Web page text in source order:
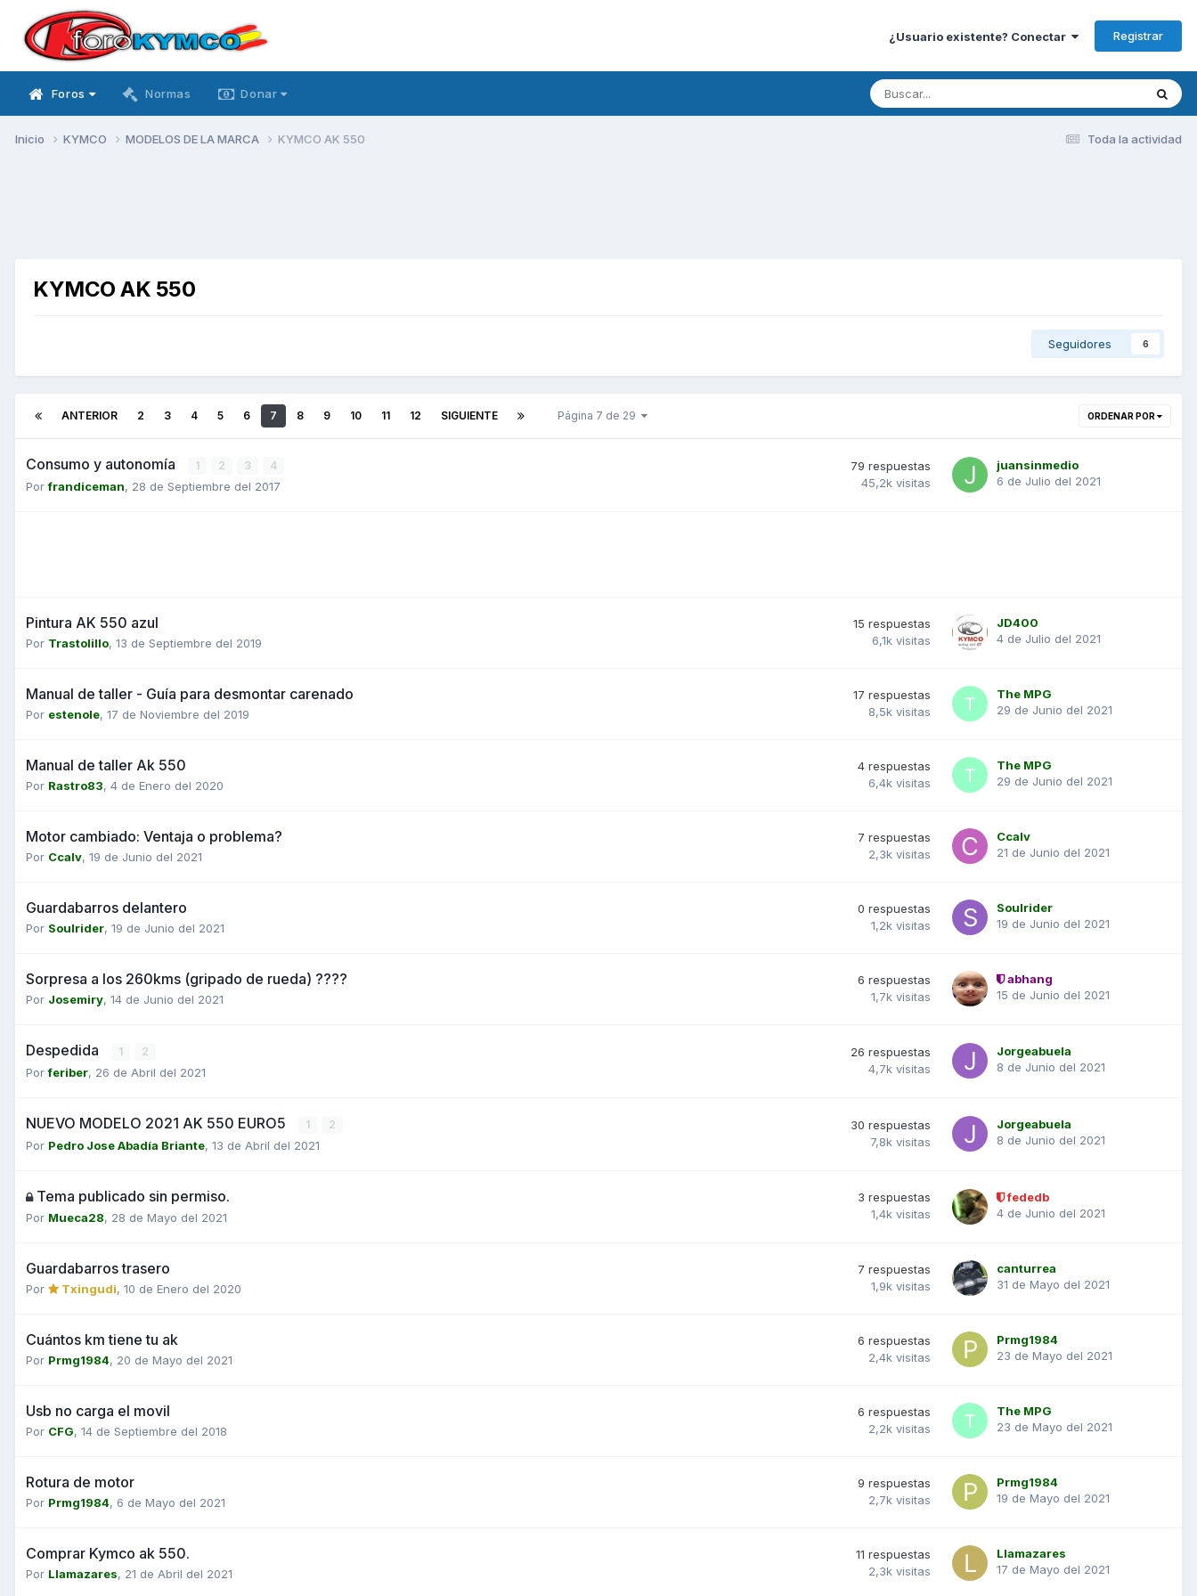
¿Usuario existente? Conectar Registrar
Foros Normas Donar
Toda la actividad
Inicio KYMCO MODELOS DE LA MARCA KYMCO AK 550
KYMCO AK 550
Seguidores 6
ORDENAR POR
ANTERIOR 2 3 4 5 6 7 8 9 10 11 12 SIGUIENTE Página 7 de 29
Consumo y autonomía 1 2 3 4
Porfrandiceman, 28 de Septiembre del 2017
79 respuestas
45,2k visitas
juansinmedio
6 de Julio del 2021
Pintura AK 550 azul
Por Trastolillo, 13 de Septiembre del 2019
15 respuestas
6,1k visitas
JD400
4 de Julio del 2021
Manual de taller - Guía para desmontar carenado
Por estenole, 17 de Noviembre del 2019
17 respuestas
8,5k visitas
The MPG
29 de Junio del 2021
Manual de taller Ak 550
Por Rastro83, 4 de Enero del 2020
4 respuestas
6,4k visitas
The MPG
29 de Junio del 2021
Motor cambiado: Ventaja o problema?
Por Ccalv, 19 de Junio del 2021
7 respuestas
2,3k visitas
Ccalv
21 de Junio del 2021
Guardabarros delantero
Por Soulrider, 19 de Junio del 2021
0 respuestas
1,2k visitas
Soulrider
19 de Junio del 2021
Sorpresa a los 260kms (gripado de rueda) ????
Por Josemiry, 14 de Junio del 2021
6 respuestas
1,7k visitas
abhang
15 de Junio del 2021
Despedida 1 2
Porferiber, 26 de Abril del 2021
26 respuestas
4,7k visitas
Jorgeabuela
8 de Junio del 2021
NUEVO MODELO 2021 AK 550 EURO5 1 2
Por Pedro Jose Abadía Briante, 13 de Abril del 2021
30 respuestas
7,8k visitas
Jorgeabuela
8 de Junio del 2021
Tema publicado sin permiso.
Por Mueca28, 28 de Mayo del 2021
3 respuestas
1,4k visitas
fededb
4 de Junio del 2021
Guardabarros trasero
Por Txingudi, 10 de Enero del 2020
7 respuestas
1,9k visitas
canturrea
31 de Mayo del 2021
Cuántos km tiene tu ak
Por Prmg1984, 20 de Mayo del 2021
6 respuestas
2,4k visitas
Prmg1984
23 de Mayo del 2021
Usb no carga el movil
Por CFG, 14 de Septiembre del 2018
6 respuestas
2,2k visitas
The MPG
23 de Mayo del 2021
Rotura de motor
Por Prmg1984, 6 de Mayo del 2021
9 respuestas
2,7k visitas
Prmg1984
19 de Mayo del 2021
Comprar Kymco ak 550.
Por Llamazares, 21 de Abril del 2021
11 respuestas
2,3k visitas
Llamazares
17 de Mayo del 2021